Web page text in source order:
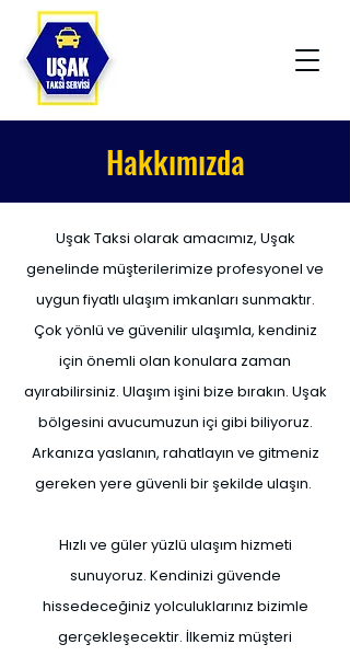
Hakkımızda
Uşak Taksi olarak amacımız, Uşak
genelinde müşterilerimize profesyonel ve
uygun fiyatlı ulaşım imkanları sunmaktır.
Çok yönlü ve güvenilir ulaşımla, kendiniz
için önemli olan konulara zaman
ayırabilirsiniz. Ulaşım işini bize bırakın. Uşak
bölgesini avucumuzun içi gibi biliyoruz.
Arkanıza yaslanın, rahatlayın ve gitmeniz
gereken yere güvenli bir şekilde ulaşın.
Hızlı ve güler yüzlü ulaşım hizmeti
sunuyoruz. Kendinizi güvende
hissedeceğiniz yolculuklarınız bizimle
gerçekleşecektir. İlkemiz müşteri